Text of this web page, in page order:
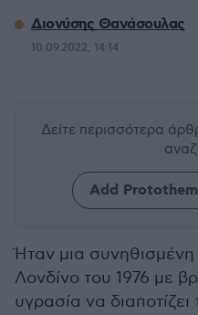
Διονύσης Θανάσουλας
10.09.2022, 14:14
Δείτε περισσότερα
Add
Ήταν μια
Λονδίνο του 1976 με
υγρασία να